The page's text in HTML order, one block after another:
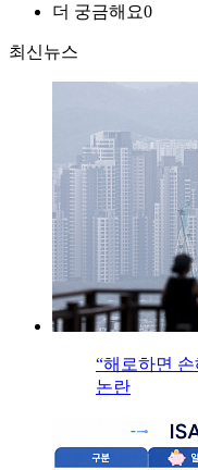
더 궁금해요0
최신뉴스
“해로하면 손
논란